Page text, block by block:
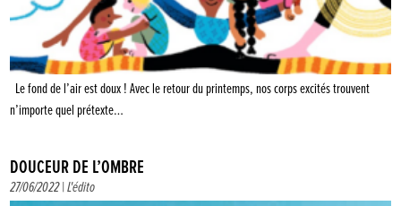
Le fond de l’air est doux ! Avec le retour du printemps, nos corps excités trouvent
n’importe quel prétexte…
DOUCEUR DE L’OMBRE
27/06/2022 |L'édito